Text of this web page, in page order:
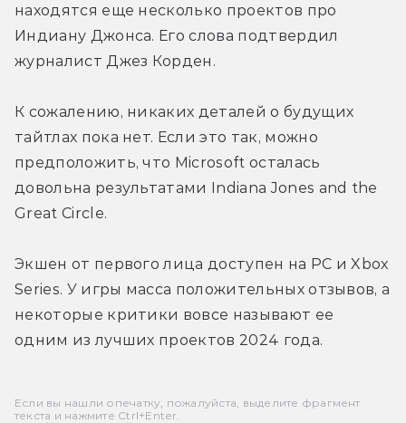
находятся еще несколько проектов про
Индиану Джонса. Его слова подтвердил
журналист Джез Корден.
К сожалению, никаких деталей о будущих
тайтлах пока нет. Если это так, можно
предположить, что Microsoft осталась
довольна результатами Indiana Jones and the
Great Circle.
Экшен от первого лица доступен на PC и Xbox
Series. У игры масса положительных отзывов, а
некоторые критики вовсе называют ее
одним из лучших проектов 2024 года.
Если вы нашли опечатку, пожалуйста, выделите фрагмент
текста и нажмите Ctrl+Enter.